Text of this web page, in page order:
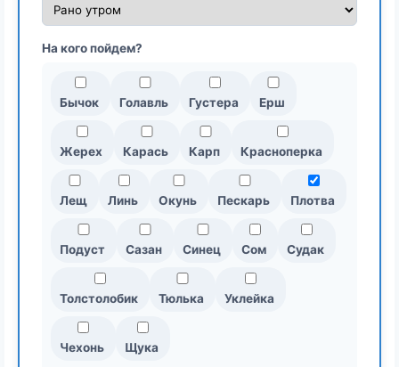
На кого пойдем?
Бычок Голавль Густера Ерш
Жерех Карась Карп Красноперка
Лещ Линь Окунь Пескарь Плотва
Подуст Сазан Синец Сом Судак
Толстолобик Тюлька Уклейка
Чехонь Щука